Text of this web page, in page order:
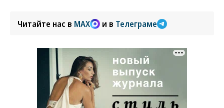
Читайте нас в MAX и в Телеграме